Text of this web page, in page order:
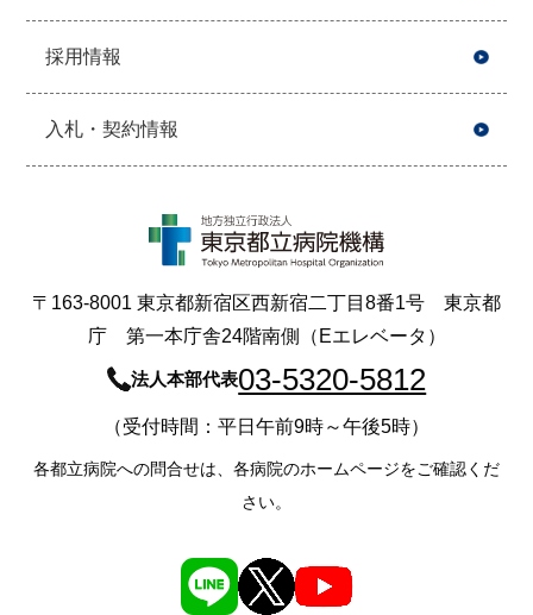
採用情報
入札・契約情報
〒163-8001 東京都新宿区西新宿二丁目8番1号 東京都
庁 第一本庁舎24階南側（Eエレベータ）
法人本部代表03-5320-5812
（受付時間：平日午前9時～午後5時）
各都立病院への問合せは、各病院のホームページをご確認くだ
さい。